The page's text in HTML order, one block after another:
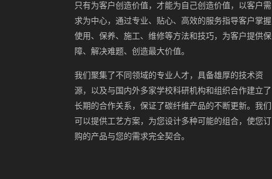
只有为客户创造价值，才能为自己创造价值，以客户需
求为中心，通过专业、贴心、高效的服务指导客户掌握
使用、保养、施工、维修等方法和技巧，为客户提供保
障、解决难题、创造最大价值。
我们聚集了不同领域的专业人才，具备雄厚的技术资
源，以及与国内外多家学校科研机构和组织合作建立了
长期的合作关系，保证了碳纤维产品的不断更新。我们
可以提供工艺方案，为您设计多种可能的组合，使您订
购的产品与您的需求完全契合。